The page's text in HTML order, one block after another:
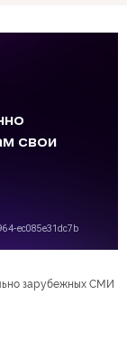
зарубежных СМИ